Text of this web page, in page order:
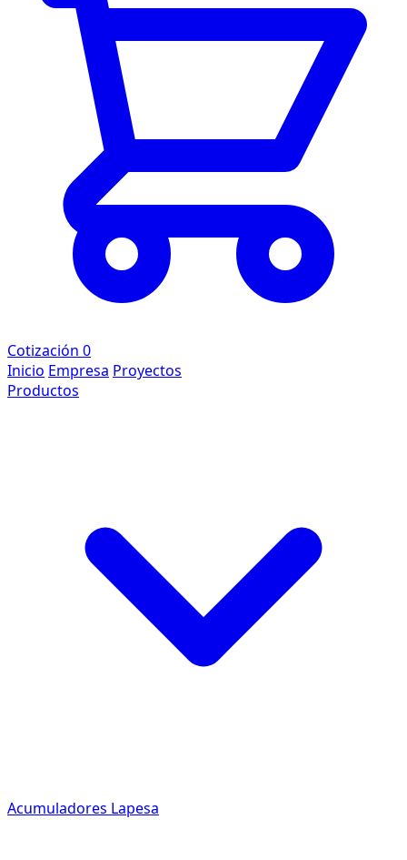
Cotización 0
Inicio Empresa Proyectos
Productos
Acumuladores Lapesa